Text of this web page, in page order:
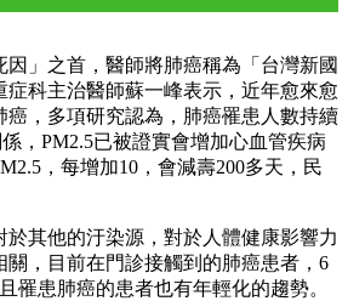
因」之首，醫師將肺癌稱為「台灣新國
症科主治醫師蘇一峰表示，近年愈來愈
癌，多項研究認為，肺癌罹患人數持續
，PM2.5已被證實會增加心血管疾病
，每增加10，會減壽200多天，民
其他的汙染源，對於人體健康影響力
關，目前在門診接觸到的肺癌患者，6
罹患肺癌的患者也有年輕化的趨勢。